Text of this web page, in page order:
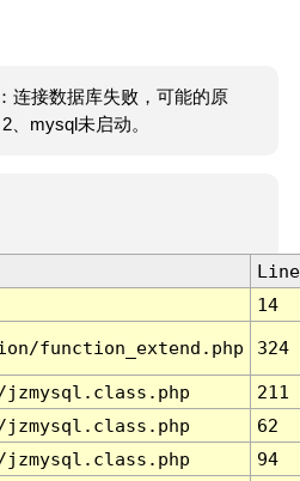
连接数据库失败，可能的原
、mysql未启动。
Line
14
function_extend.php 324
211
62
94